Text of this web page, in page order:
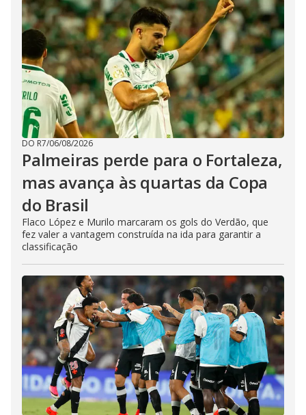
DO R7/06/08/2026
Palmeiras perde para o Fortaleza,
mas avança às quartas da Copa
do Brasil
Flaco López e Murilo marcaram os gols do Verdão, que
fez valer a vantagem construída na ida para garantir a
classificação